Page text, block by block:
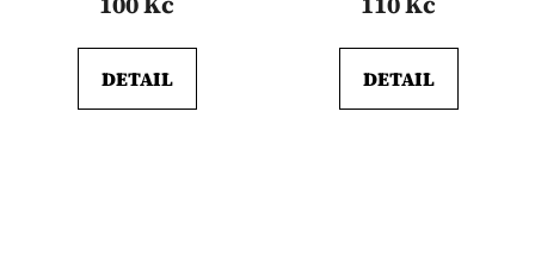
DETAIL DETAIL